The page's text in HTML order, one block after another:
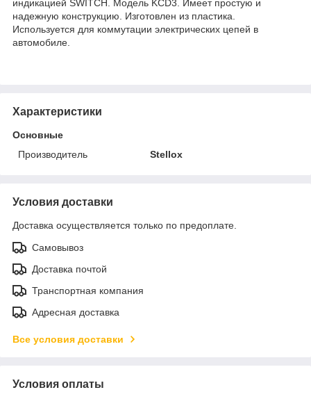
индикацией SWITCH. Модель KCD3. Имеет простую и
надежную конструкцию. Изготовлен из пластика.
Используется для коммутации электрических цепей в
автомобиле.
Характеристики
Основные
Производитель
Stellox
Условия доставки
Доставка осуществляется только по предоплате.
Самовывоз
Доставка почтой
Транспортная компания
Адресная доставка
Все условия доставки
Условия оплаты